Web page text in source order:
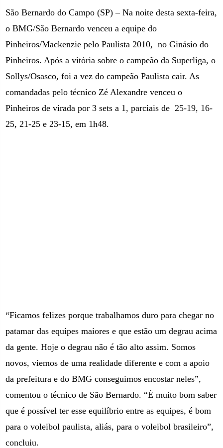
São Bernardo do Campo (SP) – Na noite desta sexta-feira,
o BMG/São Bernardo venceu a equipe do
Pinheiros/Mackenzie pelo Paulista 2010, no Ginásio do
Pinheiros. Após a vitória sobre o campeão da Superliga, o
Sollys/Osasco, foi a vez do campeão Paulista cair. As
comandadas pelo técnico Zé Alexandre venceu o
Pinheiros de virada por 3 sets a 1, parciais de 25-19, 16-
25, 21-25 e 23-15, em 1h48.
“Ficamos felizes porque trabalhamos duro para chegar no
patamar das equipes maiores e que estão um degrau acima
da gente. Hoje o degrau não é tão alto assim. Somos
novos, viemos de uma realidade diferente e com a apoio
da prefeitura e do BMG conseguimos encostar neles”,
comentou o técnico de São Bernardo. “É muito bom saber
que é possível ter esse equilíbrio entre as equipes, é bom
para o voleibol paulista, aliás, para o voleibol brasileiro”,
concluiu.